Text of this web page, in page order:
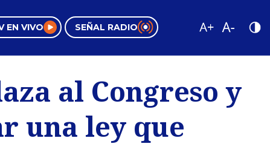
EN VIVO SEÑAL RADIO
Tendencias
Videos
al Congreso y
una ley que